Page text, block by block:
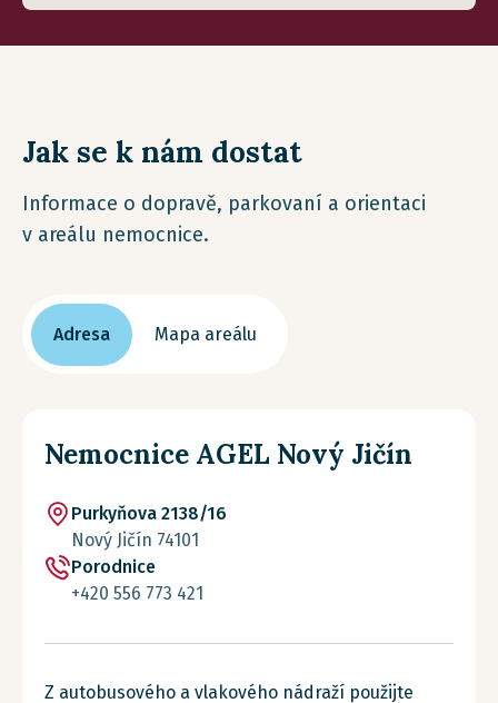
Jak se k nám dostat
Informace o dopravě, parkovaní a orientaci
v areálu nemocnice.
Adresa Mapa areálu
Nemocnice AGEL Nový Jičín
Purkyňova 2138/16
Nový Jičín 74101
Porodnice
+420 556 773 421
Z autobusového a vlakového nádraží použijte